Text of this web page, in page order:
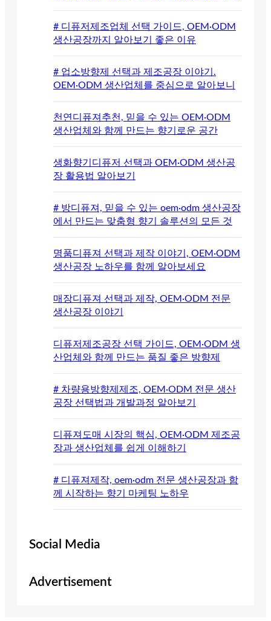
# 디퓨저제조업체 선택 가이드, OEM·ODM
생산공장까지 알아보기 좋은 이유
# 업소방향제 선택과 제조공장 이야기.
OEM·ODM 생산업체를 중심으로 알아보니
천연디퓨져추천, 믿을 수 있는 OEM·ODM
생산업체와 함께 만드는 향기로운 공간
생화향기디퓨저 선택과 OEM·ODM 생산공
장 활용법 알아보기
# 방디퓨져, 믿을 수 있는 oem·odm 생산공장
에서 만드는 맞춤형 향기 솔루션의 모든 것
명품디퓨져 선택과 제작 이야기, OEM·ODM
생산공장 노하우를 함께 알아보세요
매장디퓨져 선택과 제작, OEM·ODM 전문
생산공장 이야기
디퓨저제조공장 선택 가이드, OEM·ODM 생
산업체와 함께 만드는 품질 좋은 방향제
# 차량용방향제제조, OEM·ODM 전문 생산
공장 선택법과 개발과정 알아보기
디퓨져도매 시장의 핵심, OEM·ODM 제조공
장과 생산업체를 쉽게 이해하기
# 디퓨져제작, oem·odm 전문 생산공장과 함
께 시작하는 향기 마케팅 노하우
Social Media
Advertisement